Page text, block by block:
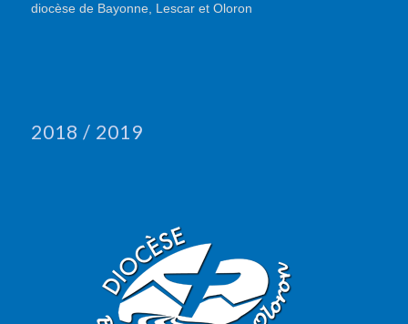
diocèse de Bayonne, Lescar et Oloron
2018 / 2019